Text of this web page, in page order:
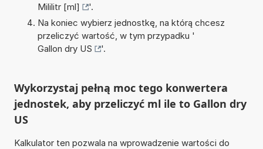
Mililitr [ml]
'.
Na koniec wybierz jednostkę, na którą chcesz
przeliczyć wartość, w tym przypadku '
Gallon dry US
'.
Wykorzystaj pełną moc tego konwertera
jednostek, aby przeliczyć ml ile to Gallon dry
US
Kalkulator ten pozwala na wprowadzenie wartości do